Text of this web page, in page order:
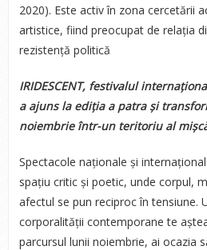
2020). Este activ în zona cercetării
artistice, fiind preocupat de relația
rezistență politică
IRIDESCENT, festivalul
a ajuns la ediția a patra și
noiembrie într-un teritoriu al
Spectacole naționale și
spațiu critic și poetic, unde corpul,
afectul se pun reciproc în tensiune.
corporalității contemporane te
parcursul lunii noiembrie, ai ocazia